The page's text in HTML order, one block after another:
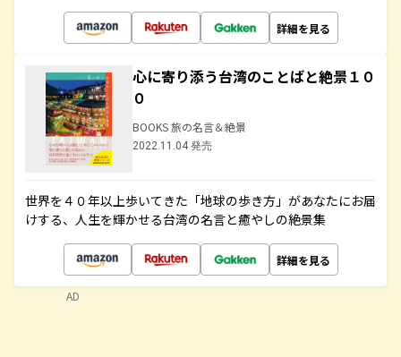
詳細を見る
心に寄り添う台湾のことばと絶景１０
０
BOOKS 旅の名言＆絶景
2022.11.04 発売
世界を４０年以上歩いてきた「地球の歩き方」があなたにお届
けする、人生を輝かせる台湾の名言と癒やしの絶景集
詳細を見る
AD